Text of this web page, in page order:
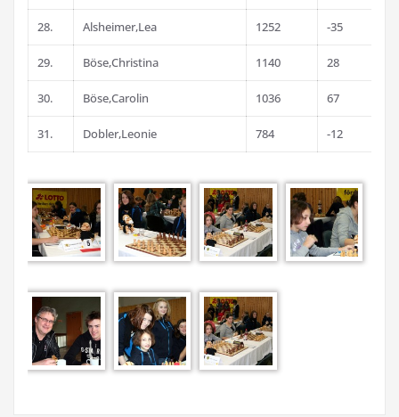
28. Alsheimer,Lea 1252 -35
29. Böse,Christina 1140 28
30. Böse,Carolin 1036 67
31. Dobler,Leonie 784 -12